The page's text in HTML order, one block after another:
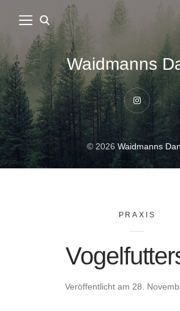
Waidmanns
Instagram
© 2026Waidmanns
PRAXIS
Veröffentlicht am 28.